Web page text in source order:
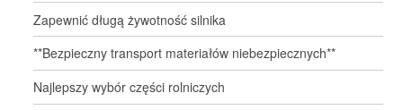
Zapewnić długą żywotność silnika
**Bezpieczny transport materiałów niebezpiecznych**
Najlepszy wybór części rolniczych